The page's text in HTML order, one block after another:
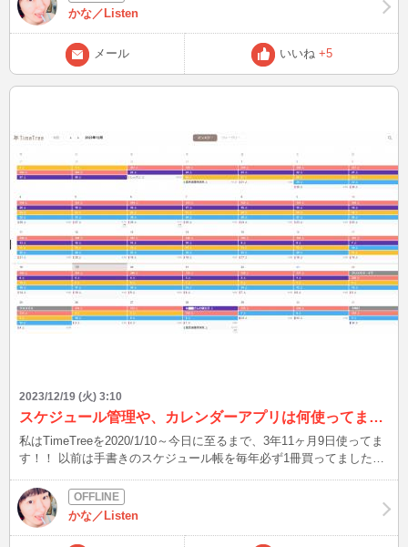
レットペーパーホルダーも破損。 凄い音がしたので、びっくりした
黒猫が何事かと様子を見に来ました。 その後しばらく動けなかった
ので、猫に心配されるくらいヤバかったみたいです。 ちなみに正解
はその場でうずくまり、めまいや立ちくらみが収まるまで動かない事
みたいですが… 皆さんはヒートショックになったことありますか？
かな／Listen
メール いいね +5
2023/12/19 (火) 3:10
スケジュール管理や、カレンダーアプリは何使ってますか？？
私はTimeTreeを2020/1/10～今日に至るまで、3年11ヶ月9日使ってま
す！！ 以前は手書きのスケジュール帳を毎年必ず1冊買ってました
ュール帳買う派ですか？？ 写真見て分かる通り、やたら数字が多い
スケジュールですね(笑) これには理由があります、例えば… 紫は自主
企画までの残り日数→残り5日だから、参加予定者に確認メール送ろ
かな／Listen